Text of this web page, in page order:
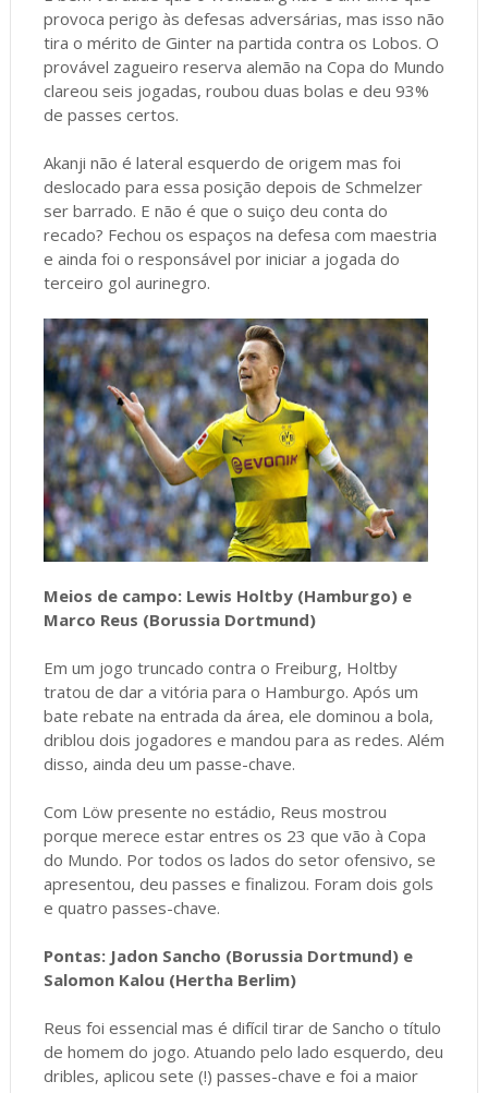
provoca perigo às defesas adversárias, mas isso não
tira o mérito de Ginter na partida contra os Lobos. O
provável zagueiro reserva alemão na Copa do Mundo
clareou seis jogadas, roubou duas bolas e deu 93%
de passes certos.
Akanji não é lateral esquerdo de origem mas foi
deslocado para essa posição depois de Schmelzer
ser barrado. E não é que o suiço deu conta do
recado? Fechou os espaços na defesa com maestria
e ainda foi o responsável por iniciar a jogada do
terceiro gol aurinegro.
Meios de campo: Lewis Holtby (Hamburgo) e
Marco Reus (Borussia Dortmund)
Em um jogo truncado contra o Freiburg, Holtby
tratou de dar a vitória para o Hamburgo. Após um
bate rebate na entrada da área, ele dominou a bola,
driblou dois jogadores e mandou para as redes. Além
disso, ainda deu um passe-chave.
Com Löw presente no estádio, Reus mostrou
porque merece estar entres os 23 que vão à Copa
do Mundo. Por todos os lados do setor ofensivo, se
apresentou, deu passes e finalizou. Foram dois gols
e quatro passes-chave.
Pontas: Jadon Sancho (Borussia Dortmund) e
Salomon Kalou (Hertha Berlim)
Reus foi essencial mas é difícil tirar de Sancho o título
de homem do jogo. Atuando pelo lado esquerdo, deu
dribles, aplicou sete (!) passes-chave e foi a maior